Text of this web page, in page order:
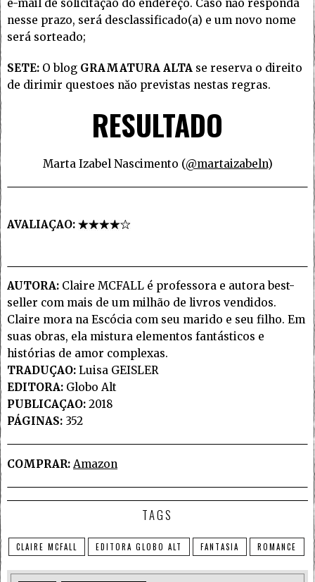
e-mail de solicitaçao do endereço. Caso năo responda
nesse prazo, será desclassificado(a) e um novo nome
será sorteado;
SETE: O blog GRAMATURA ALTA se reserva o direito
de dirimir questoes năo previstas nestas regras.
RESULTADO
Marta Izabel Nascimento (@martaizabeln)
AVALIAÇAO:
AUTORA: Claire MCFALL é professora e autora best-
seller com mais de um milhão de livros vendidos.
Claire mora na Escócia com seu marido e seu filho. Em
suas obras, ela mistura elementos fantásticos e
histórias de amor complexas.
TRADUÇAO: Luisa GEISLER
EDITORA: Globo Alt
PUBLICAÇAO: 2018
PÁGINAS: 352
COMPRAR: Amazon
TAGS
CLAIRE MCFALL EDITORA GLOBO ALT FANTASIA ROMANCE